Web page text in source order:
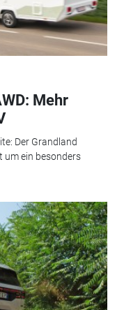
Mehr
Der Grandland
um ein besonders